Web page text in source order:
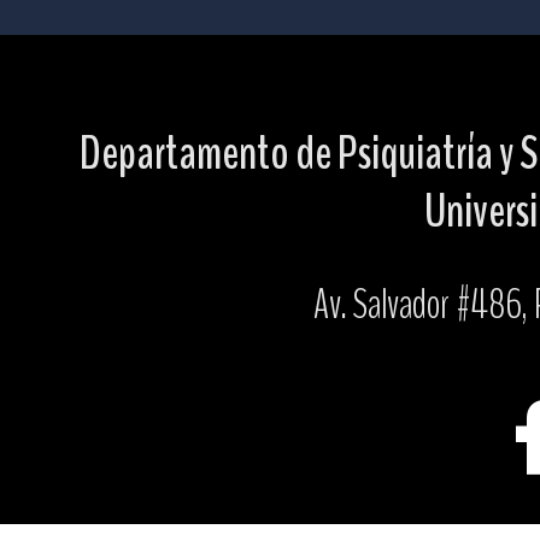
Departamento de Psiquiatría y
Av. Salvador #486,